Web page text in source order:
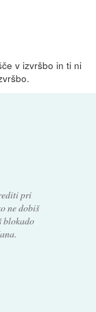
v izvršbo in ti ni
pri
ne dobiš
blokado